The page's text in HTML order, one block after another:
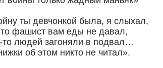
ты девчонкой была, я слыхал,
то фашист вам еды не давал,
то людей загоняли в подвал…
об этом никто не читал».